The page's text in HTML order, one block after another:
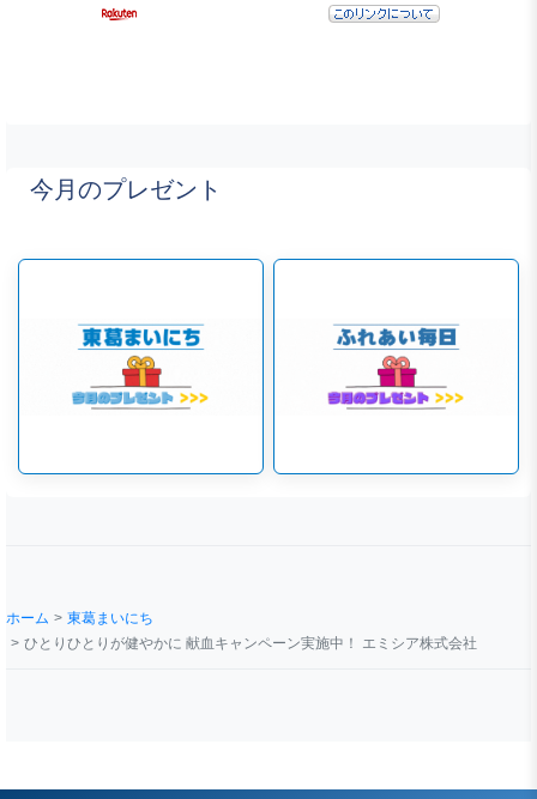
今月のプレゼント
ホーム
東葛まいにち
ひとりひとりが健やかに 献血キャンペーン実施中！ エミシア株式会社